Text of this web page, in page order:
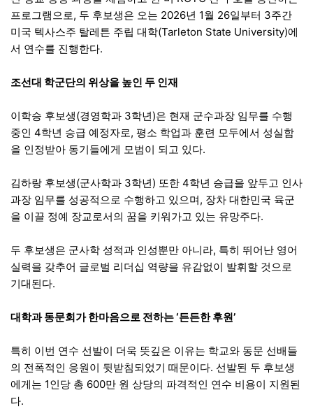
프로그램으로, 두 후보생은 오는 2026년 1월 26일부터 3주간
미국 텍사스주 탈레튼 주립 대학(Tarleton State University)에
서 연수를 진행한다.
조선대 학군단의 위상을 높인 두 인재
이학승 후보생(경영학과 3학년)은 현재 군수과장 임무를 수행
중인 4학년 승급 예정자로, 평소 학업과 훈련 모두에서 성실함
을 인정받아 동기들에게 모범이 되고 있다.
김하랑 후보생(군사학과 3학년) 또한 4학년 승급을 앞두고 인사
과장 임무를 성공적으로 수행하고 있으며, 장차 대한민국 육군
을 이끌 정예 장교로서의 꿈을 키워가고 있는 유망주다.
두 후보생은 군사학 성적과 인성뿐만 아니라, 특히 뛰어난 영어
실력을 갖추어 글로벌 리더십 역량을 유감없이 발휘할 것으로
기대된다.
대학과 동문회가 한마음으로 전하는 ‘든든한 후원’
특히 이번 연수 선발이 더욱 뜻깊은 이유는 학교와 동문 선배들
의 전폭적인 응원이 뒷받침되었기 때문이다. 선발된 두 후보생
에게는 1인당 총 600만 원 상당의 파격적인 연수 비용이 지원된
다.